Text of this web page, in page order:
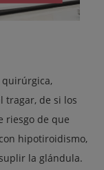
quirúrgica,
tragar, de si los
riesgo de que
hipotiroidismo,
la glándula.